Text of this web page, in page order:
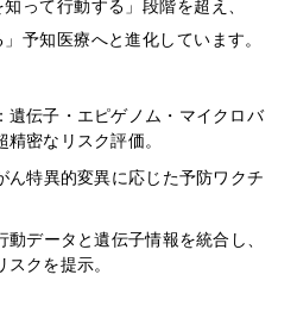
って行動する」段階を超え、
予知医療へと進化しています。
遺伝子・エピゲノム・マイクロバ
密なリスク評価。
ん特異的変異に応じた予防ワクチ
動データと遺伝子情報を統合し、
クを提示。